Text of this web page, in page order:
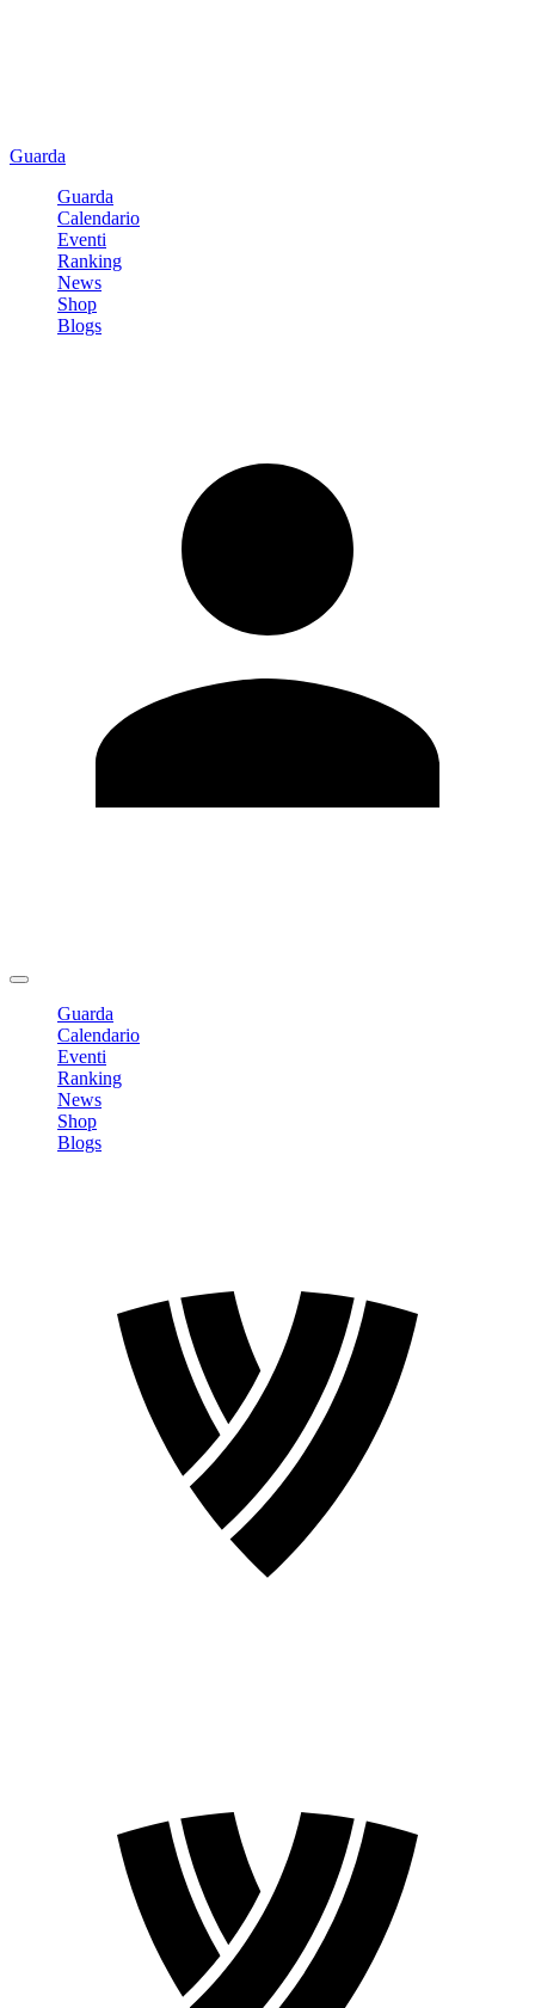
Guarda
Guarda
Calendario
Eventi
Ranking
News
Shop
Blogs
Guarda
Calendario
Eventi
Ranking
News
Shop
Blogs